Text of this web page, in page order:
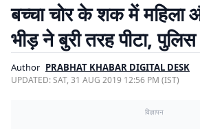
बच्चा चोर के शक में महिला
भीड़ ने बुरी तरह पीटा,
Author PRABHAT KHABAR DIGITAL DESK
UPDATED:SAT, 31 AUG 2019 12:56 PM (IST)
विज्ञापन